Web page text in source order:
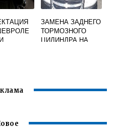
ЗАМЕНА ЗАДНЕГО
ТОРМОЗНОГО
ЦИЛИНДРА НА